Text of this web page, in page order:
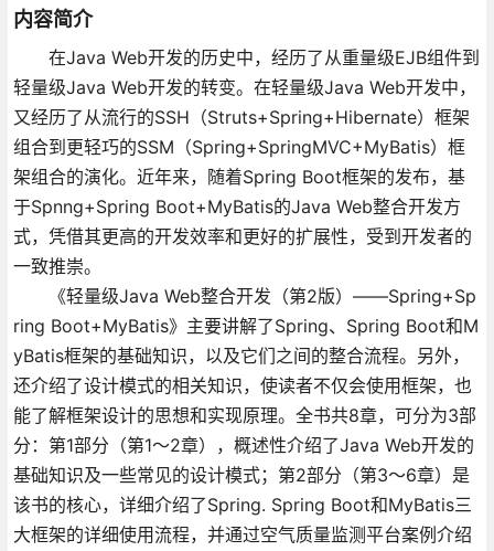
内容简介
在Java Web开发的历史中，经历了从重量级EJB组件到
轻量级Java Web开发的转变。在轻量级Java Web开发中，
又经历了从流行的SSH（Struts+Spring+Hibernate）框架
组合到更轻巧的SSM（Spring+SpringMVC+MyBatis）框
架组合的演化。近年来，随着Spring Boot框架的发布，基
于Spnng+Spring Boot+MyBatis的Java Web整合开发方
式，凭借其更高的开发效率和更好的扩展性，受到开发者的
一致推崇。
《轻量级Java Web整合开发（第2版）——Spring+Sp
ring Boot+MyBatis》主要讲解了Spring、Spring Boot和M
yBatis框架的基础知识，以及它们之间的整合流程。另外，
还介绍了设计模式的相关知识，使读者不仅会使用框架，也
能了解框架设计的思想和实现原理。全书共8章，可分为3部
分：第1部分（第1～2章），概述性介绍了Java Web开发的
基础知识及一些常见的设计模式；第2部分（第3～6章）是
该书的核心，详细介绍了Spring. Spring Boot和MyBatis三
大框架的详细使用流程，并通过空气质量监测平台案例介绍